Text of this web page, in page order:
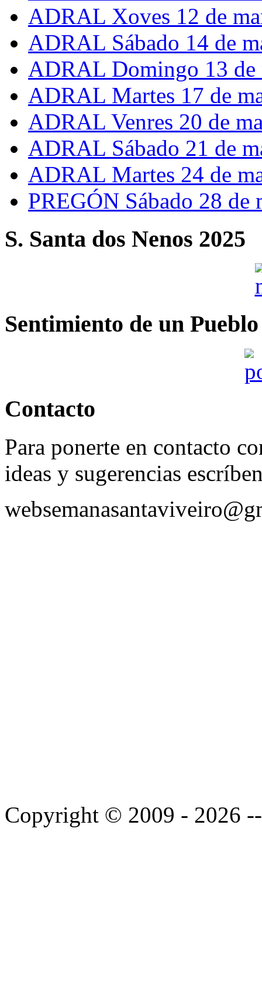
ADRAL Xoves 12 de
ADRAL Sábado 14 de
ADRAL Domingo 13 de
ADRAL Martes 17 de
ADRAL Venres 20 de
ADRAL Sábado 21 de
ADRAL Martes 24 de
PREGÓN Sábado 28 de
S. Santa dos Nenos 2025
Sentimiento de un Pueblo
Contacto
Para ponerte en contacto
ideas y sugerencias
Copyright © 2009 - 2026